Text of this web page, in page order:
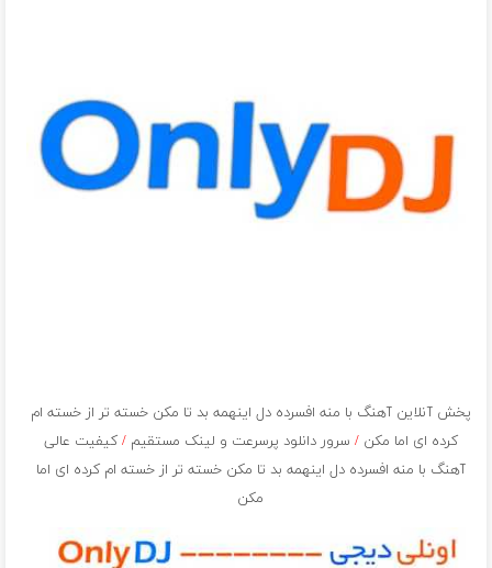
پخش آنلاین آهنگ با منه افسرده دل اینهمه بد تا مکن خسته تر از خسته ام
کرده ای اما مکن/ سرور دانلود پرسرعت و لینک مستقیم/ کیفیت عالی
آهنگ با منه افسرده دل اینهمه بد تا مکن خسته تر از خسته ام کرده ای اما
مکن